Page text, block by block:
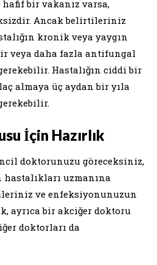
bir vakanız varsa,
Ancak belirtileriniz
kronik veya yaygın
veya daha fazla antifungal
Hastalığın ciddi bir
almaya üç aydan bir yıla
İçin Hazırlık
doktorunuzu göreceksiniz,
uzmanına
ve enfeksiyonunuzun
ayrıca bir akciğer doktoru
doktorları da